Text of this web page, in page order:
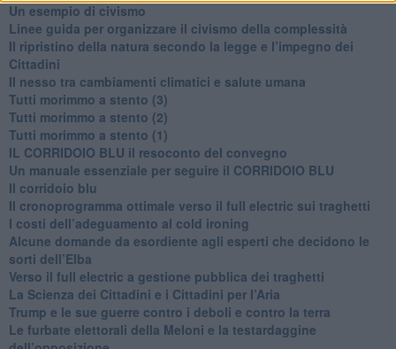
​Un esempio di civismo
​Linee guida per organizzare il civismo della complessità
​Il ripristino della natura secondo la legge e l’impegno dei
Cittadini
Il nesso tra cambiamenti climatici e salute umana
Tutti morimmo a stento (3)
Tutti morimmo a stento (2)
​Tutti morimmo a stento (1)
IL CORRIDOIO BLU il resoconto del convegno
Un manuale essenziale per seguire il CORRIDOIO BLU
Il corridoio blu
​Il cronoprogramma ottimale verso il full electric sui traghetti
​I costi dell’adeguamento al cold ironing
Alcune domande da esordiente agli esperti che decidono le
sorti dell’Elba
Verso il full electric a gestione pubblica dei traghetti​
​La Scienza dei Cittadini e i Cittadini per l’Aria
Trump e le sue guerre contro i deboli e contro la terra
​Le furbate elettorali della Meloni e la testardaggine